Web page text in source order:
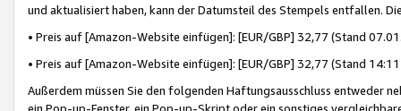
und aktualisiert haben, kann der Datumsteil des Stempels entfallen.
• Preis auf [Amazon-Website einfügen]: [EUR/GBP] 32,77 (Stand
• Preis auf [Amazon-Website einfügen]: [EUR/GBP] 32,77 (Stand
Außerdem müssen Sie den folgenden Haftungsausschluss entweder
ein Pop-up-Fenster, ein Pop-up-Skript oder ein sonstiges